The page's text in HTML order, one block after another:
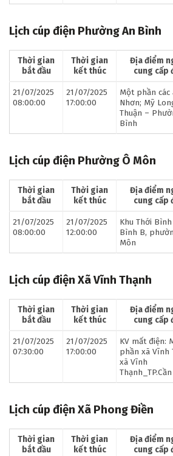
Lịch cúp điện Phường An Bình
Thời gian
bắt đầu
Thời gian
kết thúc
Địa điểm
cung cấp
21/07/2025
08:00:00
21/07/2025
17:00:00
Một phần các
Nhơn; Mỹ
Thuận –
Bình
Lịch cúp điện Phường Ô Môn
Thời gian
bắt đầu
Thời gian
kết thúc
Địa điểm
cung cấp
21/07/2025
08:00:00
21/07/2025
12:00:00
Khu Thới Bình
Bình B,
Môn
Lịch cúp điện Xã Vĩnh Thạnh
Thời gian
bắt đầu
Thời gian
kết thúc
Địa điểm
cung cấp
21/07/2025
07:30:00
21/07/2025
17:00:00
KV mất điện:
phần xã Vĩnh
xã Vĩnh
Lịch cúp điện Xã Phong Điền
Thời gian
bắt đầu
Thời gian
kết thúc
Địa điểm
cung cấp